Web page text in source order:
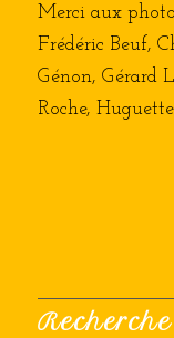
Merci aux
Frédéric Beuf,
Génon, Gérard
Roche,
Recherche